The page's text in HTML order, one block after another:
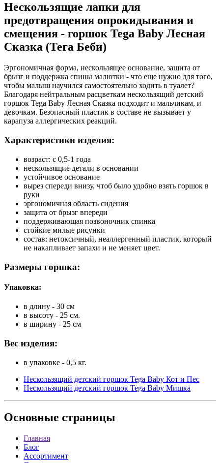
Нескользящие лапки для
предотвращения опрокидывания и
смещения - горшок Tega Baby Лесная
Сказка (Тега Беби)
Эргономичная форма, нескользящее основание, защита от
брызг и поддержка спины малютки - что еще нужно для того,
чтобы малыш научился самостоятельно ходить в туалет?
Благодаря нейтральным расцветкам нескользящий детский
горшок Tega Baby Лесная Сказка подходит и мальчикам, и
девочкам. Безопасный пластик в составе не вызывает у
карапуза аллергических реакций.
Характеристики изделия:
возраст: с 0,5-1 года
нескользящие детали в основании
устойчивое основание
вырез спереди внизу, чтоб было удобно взять горшок в
руки
эргономичная область сидения
защита от брызг впереди
поддерживающая позвоночник спинка
стойкие милые рисунки
состав: нетоксичный, неаллергенный пластик, который
не накапливает запахи и не меняет цвет.
Размеры горшка:
Упаковка:
в длину - 30 см
в высоту - 25 см.
в ширину - 25 см
Вес изделия:
в упаковке - 0,5 кг.
Нескользящий детский горшок Tega Baby Кот и Пес
Нескользящий детский горшок Tega Baby Мишка
Основные страницы
Главная
Блог
Ассортимент